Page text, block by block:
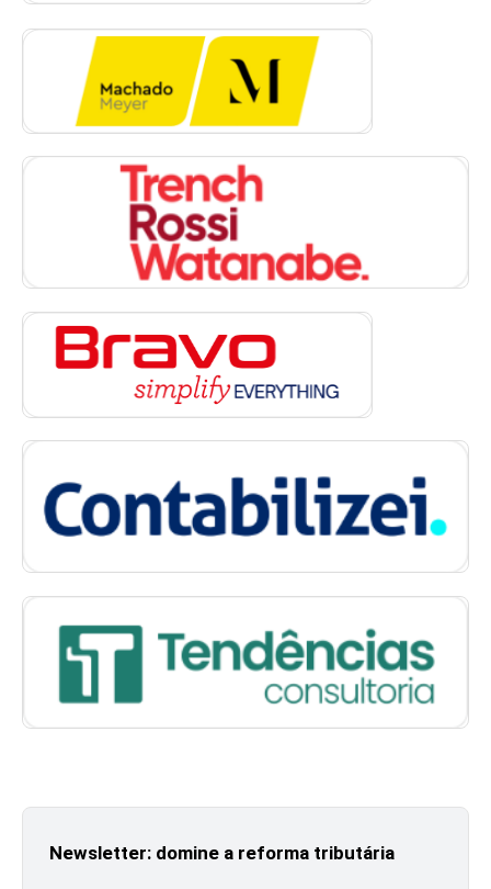
Newsletter: domine a reforma tributária